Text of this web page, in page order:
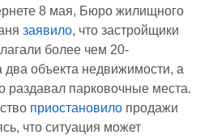
8 мая, Бюро жилищного
заявило, что застройщики
более чем 20-
два объекта недвижимости, а
раздавал парковочные места.
приостановило продажи
что ситуация может